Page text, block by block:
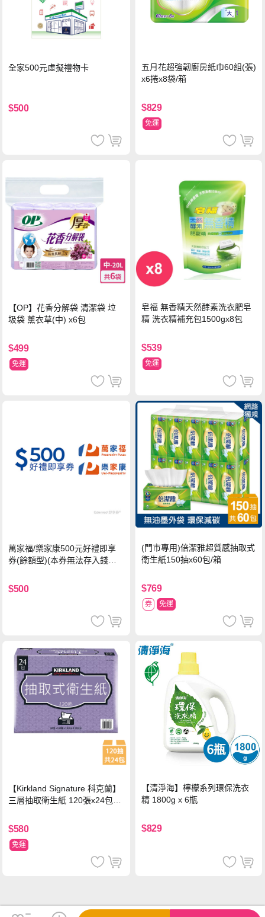
全家500元虛擬禮物卡
$500
五月花超強韌廚房紙巾60組(張)
x6捲x8袋/箱
$829
免運
【OP】花香分解袋 清潔袋 垃
圾袋 薰衣草(中) x6包
$499
免運
皂福 無香精天然酵素洗衣肥皂
精 洗衣精補充包1500gx8包
$539
免運
萬家福/樂家康500元好禮即享
券(餘額型)(本券無法存入錢包
$500
(門市專用)倍潔雅超質感抽取式
衛生紙150抽x60包/箱
$769
券 免運
【Kirkland Signature 科克蘭】
三層抽取衛生紙 120張x24包x1
$580
免運
【清淨海】檸檬系列環保洗衣
精 1800g x 6瓶
$829